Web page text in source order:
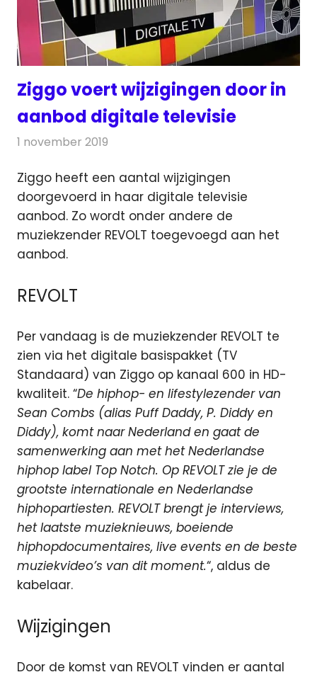
Ziggo voert wijzigingen door in
aanbod digitale televisie
1 november 2019
Ziggo heeft een aantal wijzigingen
doorgevoerd in haar digitale televisie
aanbod. Zo wordt onder andere de
muziekzender REVOLT toegevoegd aan het
aanbod.
REVOLT
Per vandaag is de muziekzender REVOLT te
zien via het digitale basispakket (TV
Standaard) van Ziggo op kanaal 600 in HD-
kwaliteit. “De hiphop- en lifestylezender van
Sean Combs (alias Puff Daddy, P. Diddy en
Diddy), komt naar Nederland en gaat de
samenwerking aan met het Nederlandse
hiphop label Top Notch. Op REVOLT zie je de
grootste internationale en Nederlandse
hiphopartiesten. REVOLT brengt je interviews,
het laatste muzieknieuws, boeiende
hiphopdocumentaires, live events en de beste
muziekvideo’s van dit moment.“, aldus de
kabelaar.
Wijzigingen
Door de komst van REVOLT vinden er aantal